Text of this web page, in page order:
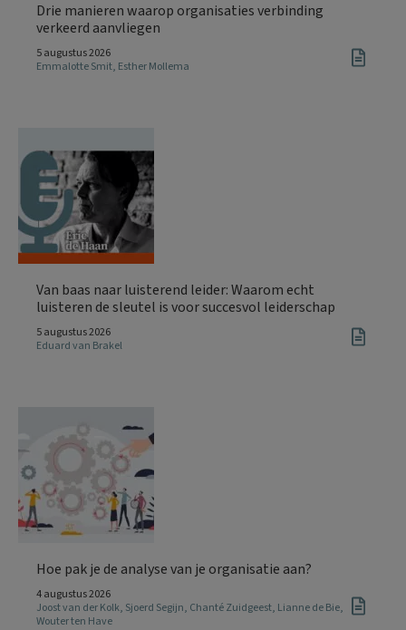
Drie manieren waarop organisaties verbinding
verkeerd aanvliegen
5 augustus 2026
Emmalotte Smit, Esther Mollema
Van baas naar luisterend leider: Waarom echt
luisteren de sleutel is voor succesvol leiderschap
5 augustus 2026
Eduard van Brakel
Hoe pak je de analyse van je organisatie aan?
4 augustus 2026
Joost van der Kolk, Sjoerd Segijn, Chanté Zuidgeest, Lianne de Bie,
Wouter ten Have